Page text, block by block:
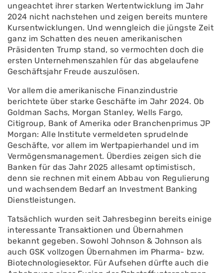
ungeachtet ihrer starken Wertentwicklung im Jahr
2024 nicht nachstehen und zeigen bereits muntere
Kursentwicklungen. Und wenngleich die jüngste Zeit
ganz im Schatten des neuen amerikanischen
Präsidenten Trump stand, so vermochten doch die
ersten Unternehmenszahlen für das abgelaufene
Geschäftsjahr Freude auszulösen.
Vor allem die amerikanische Finanzindustrie
berichtete über starke Geschäfte im Jahr 2024. Ob
Goldman Sachs, Morgan Stanley, Wells Fargo,
Citigroup, Bank of Amerika oder Branchenprimus JP
Morgan: Alle Institute vermeldeten sprudelnde
Geschäfte, vor allem im Wertpapierhandel und im
Vermögensmanagement. Überdies zeigen sich die
Banken für das Jahr 2025 allesamt optimistisch,
denn sie rechnen mit einem Abbau von Regulierung
und wachsendem Bedarf an Investment Banking
Dienstleistungen.
Tatsächlich wurden seit Jahresbeginn bereits einige
interessante Transaktionen und Übernahmen
bekannt gegeben. Sowohl Johnson & Johnson als
auch GSK vollzogen Übernahmen im Pharma- bzw.
Biotechnologiesektor. Für Aufsehen dürfte auch die